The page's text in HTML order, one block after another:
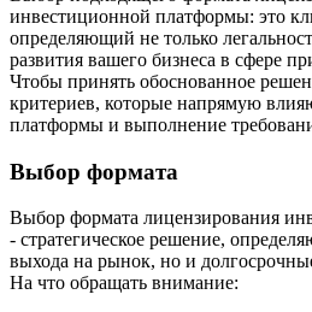
инвестиционной платформы: это
определяющий не только
развития вашего бизнеса в сфере
Чтобы принять обоснованное
критериев, которые напрямую
платформы и выполнение
Выбор формата
Выбор формата лицензирования
- стратегическое решение,
выхода на рынок, но и
На что обращать внимание: